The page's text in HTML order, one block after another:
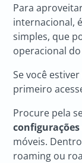
Para
internacional,
simples, que
operacional
Se você
primeiro
Procure pela
configurações
móveis.
roaming ou